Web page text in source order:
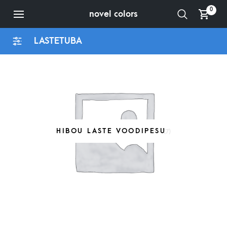
novel colors 0
LASTETUBA
HIBOU LASTE VOODIPESU(7)